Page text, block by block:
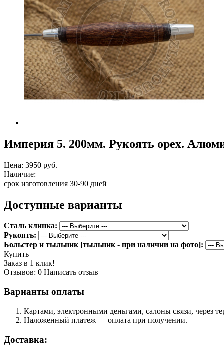
Империя 5. 200мм. Рукоять орех.
Цена: 3950 руб.
Наличие:
срок изготовления 30-90 дней
Доступные варианты
Сталь клинка:
Рукоять:
Больстер и тыльник [тыльник - при наличии на фото]:
Купить
Заказ в 1 клик!
Отзывов: 0 Написать отзыв
Варианты оплаты
Картами, электронными деньгами, салоны связи, через
Наложенный платеж — оплата при получении.
Доставка: